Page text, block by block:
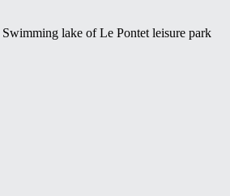
Swimming lake of Le Pontet leisure park